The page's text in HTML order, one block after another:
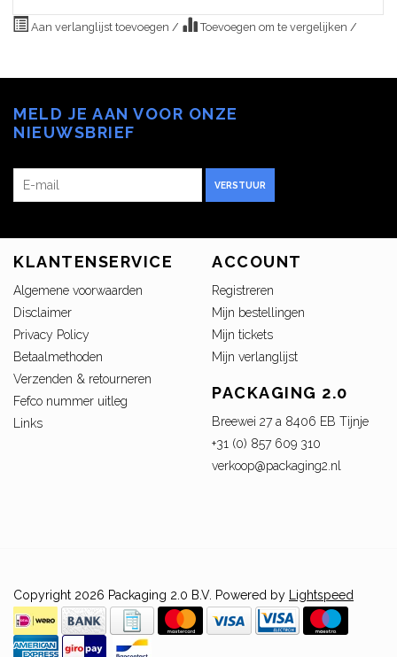
Aan verlanglijst toevoegen / Toevoegen om te vergelijken /
MELD JE AAN VOOR ONZE
NIEUWSBRIEF
VERSTUUR
KLANTENSERVICE
Algemene voorwaarden
Disclaimer
Privacy Policy
Betaalmethoden
Verzenden & retourneren
Fefco nummer uitleg
Links
ACCOUNT
Registreren
Mijn bestellingen
Mijn tickets
Mijn verlanglijst
PACKAGING 2.0
Breewei 27 a 8406 EB Tijnje
+31 (0) 857 609 310
verkoop@packaging2.nl
Copyright 2026 Packaging 2.0 B.V. Powered by Lightspeed